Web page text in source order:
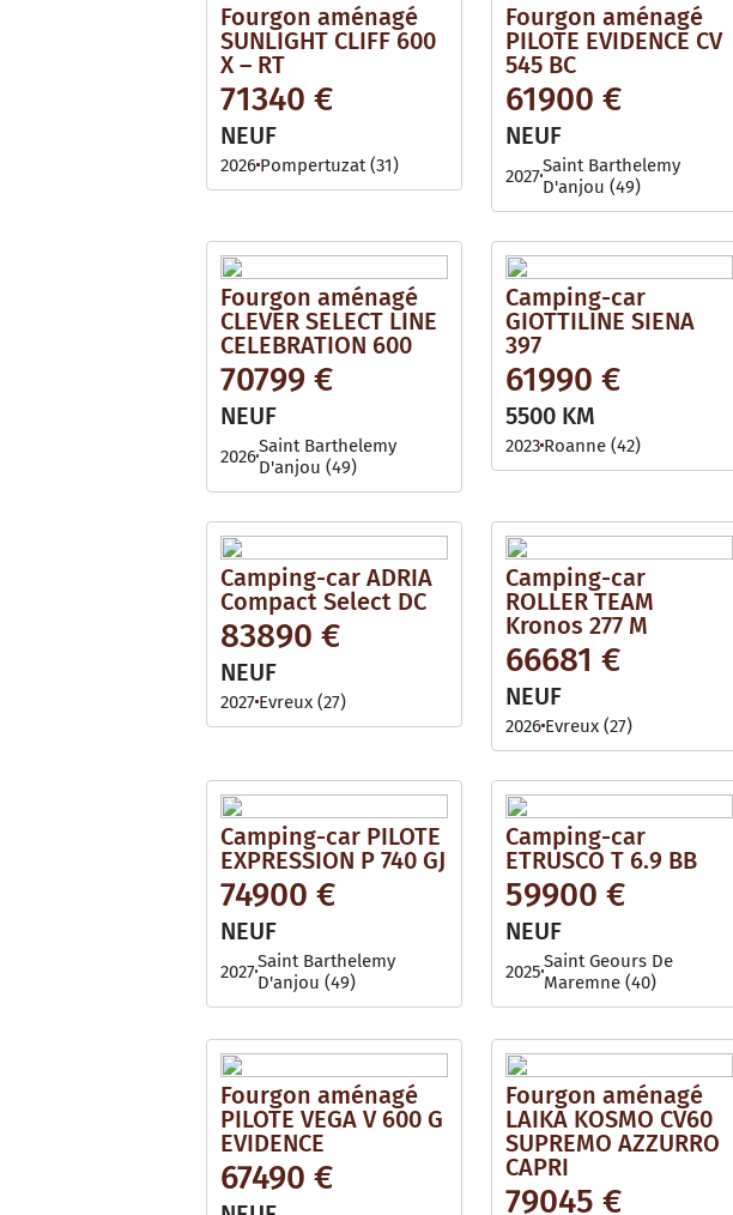
Fourgon aménagé
SUNLIGHT CLIFF 600
X – RT
71340 €
NEUF
2026 Pompertuzat (31)
Fourgon aménagé
PILOTE EVIDENCE CV
545 BC
61900 €
NEUF
2027Saint Barthelemy
D'anjou (49)
Fourgon aménagé
CLEVER SELECT LINE
CELEBRATION 600
70799 €
NEUF
2026Saint Barthelemy
D'anjou (49)
Camping-car
GIOTTILINE SIENA
397
61990 €
5500 KM
2023 Roanne (42)
Camping-car ADRIA
Compact Select DC
83890 €
NEUF
2027 Evreux (27)
Camping-car
ROLLER TEAM
Kronos 277 M
66681 €
NEUF
2026 Evreux (27)
Camping-car PILOTE
EXPRESSION P 740 GJ
74900 €
NEUF
2027Saint Barthelemy
D'anjou (49)
Camping-car
ETRUSCO T 6.9 BB
59900 €
NEUF
2025Saint Geours De
Maremne (40)
Fourgon aménagé
PILOTE VEGA V 600 G
EVIDENCE
67490 €
Fourgon aménagé
LAIKA KOSMO CV60
SUPREMO AZZURRO
CAPRI
79045 €